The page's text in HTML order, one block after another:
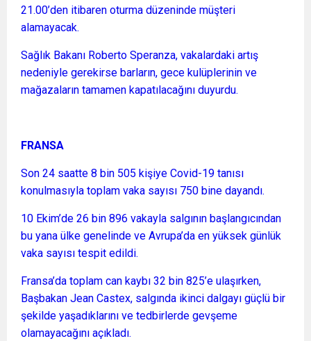
21.00’den itibaren oturma düzeninde müşteri
alamayacak.
Sağlık Bakanı Roberto Speranza, vakalardaki artış
nedeniyle gerekirse barların, gece kulüplerinin ve
mağazaların tamamen kapatılacağını duyurdu.
FRANSA
Son 24 saatte 8 bin 505 kişiye Covid-19 tanısı
konulmasıyla toplam vaka sayısı 750 bine dayandı.
10 Ekim’de 26 bin 896 vakayla salgının başlangıcından
bu yana ülke genelinde ve Avrupa’da en yüksek günlük
vaka sayısı tespit edildi.
Fransa’da toplam can kaybı 32 bin 825’e ulaşırken,
Başbakan Jean Castex, salgında ikinci dalgayı güçlü bir
şekilde yaşadıklarını ve tedbirlerde gevşeme
olamayacağını açıkladı.